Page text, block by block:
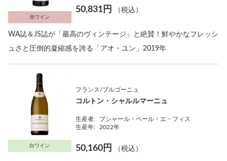
赤ワイン
50,831円 （税込）
WA誌＆JS誌が「最高のヴィンテージ」と絶賛！鮮やかなフレッシ
ュさと圧倒的凝縮感を誇る「アオ・ユン」2019年
白ワイン
フランス/ブルゴーニュ
コルトン・シャルルマーニュ
生産者:
ブシャール・ペール・エ・フィス
生産年:
2022年
50,160円 （税込）